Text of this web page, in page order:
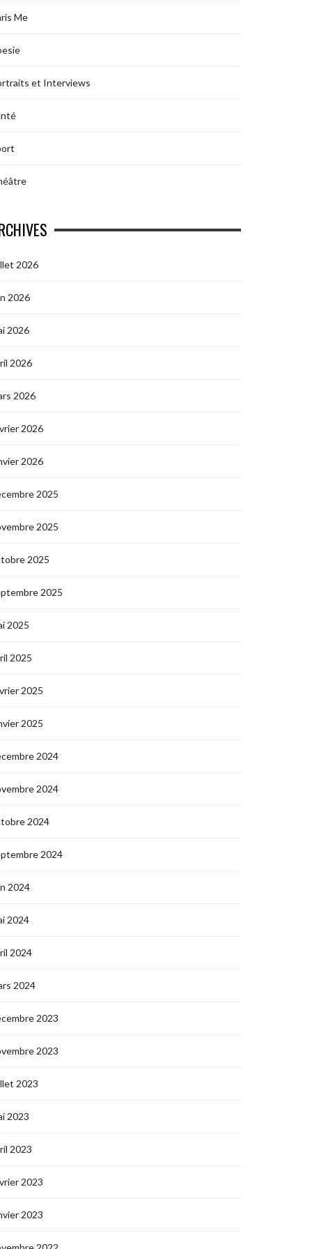
Me
et Interviews
2026
2026
2026
2026
2026
2026
2026
2025
2025
2025
2025
2025
2025
2025
2025
2024
2024
2024
2024
2024
2024
2024
2024
2023
2023
2023
2023
2023
2023
2023